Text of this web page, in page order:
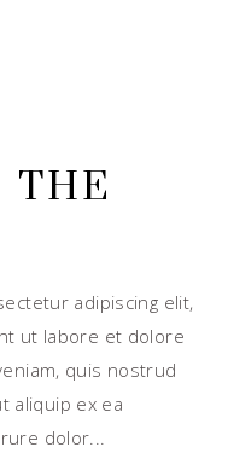
THE
adipiscing elit,
ut labore et dolore
quis nostrud
aliquip ex ea
dolor